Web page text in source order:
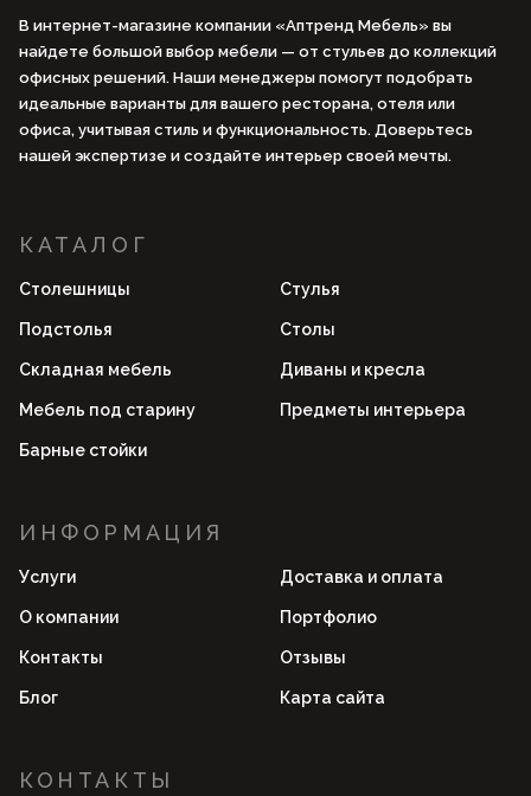
В интернет-магазине компании «Аптренд Мебель» вы
найдете большой выбор мебели — от стульев до коллекций
офисных решений. Наши менеджеры помогут подобрать
идеальные варианты для вашего ресторана, отеля или
офиса, учитывая стиль и функциональность. Доверьтесь
нашей экспертизе и создайте интерьер своей мечты.
КАТАЛОГ
Столешницы Стулья
Подстолья Столы
Складная мебель Диваны и кресла
Мебель под старину Предметы интерьера
Барные стойки
ИНФОРМАЦИЯ
Услуги Доставка и оплата
О компании Портфолио
Контакты Отзывы
Блог Карта сайта
КОНТАКТЫ